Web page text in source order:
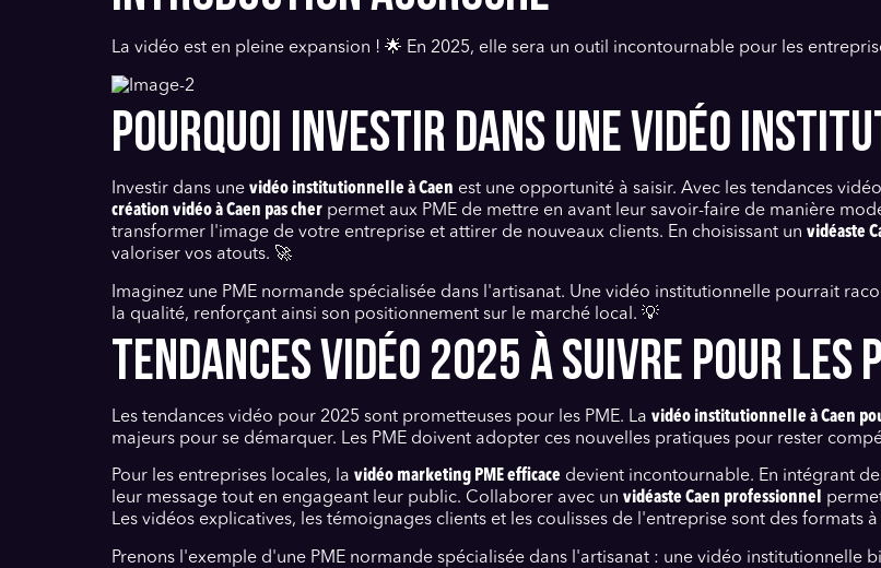
La vidéo est en pleine expansion ! 🌟 En 2025, elle sera un outil incontournable pour les
POURQUOI INVESTIR DANS UNE VIDÉO
Investir dans une vidéo institutionnelle à Caen est une opportunité à saisir. Avec les tendances
création vidéo à Caen pas cher permet aux PME de mettre en avant leur savoir-faire de manière
transformer l'image de votre entreprise et attirer de nouveaux clients. En choisissant un vidéaste
valoriser vos atouts. 🚀
Imaginez une PME normande spécialisée dans l'artisanat. Une vidéo institutionnelle pourrait
la qualité, renforçant ainsi son positionnement sur le marché local. 💡
TENDANCES VIDÉO 2025 À SUIVRE POUR LES
Les tendances vidéo pour 2025 sont prometteuses pour les PME. La vidéo institutionnelle à Caen
majeurs pour se démarquer. Les PME doivent adopter ces nouvelles pratiques pour rester
Pour les entreprises locales, la vidéo marketing PME efficace devient incontournable. En intégrant
leur message tout en engageant leur public. Collaborer avec un vidéaste Caen professionnel
Les vidéos explicatives, les témoignages clients et les coulisses de l'entreprise sont des formats
Prenons l'exemple d'une PME normande spécialisée dans l'artisanat : une vidéo institutionnelle